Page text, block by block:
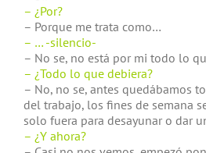
– ¿Por?
– Porque me trata como…
– … -silencio-
– No se, no está por mi todo lo
– ¿Todo lo que debiera?
– No, no se, antes quedábamos
del trabajo, los fines de semana
solo fuera para desayunar o dar
– ¿Y ahora?